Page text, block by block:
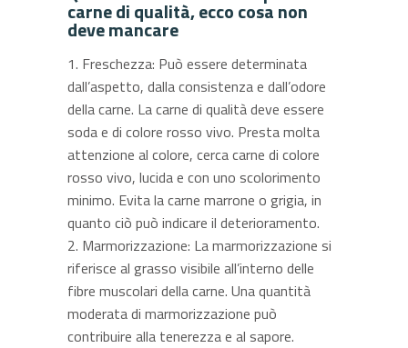
carne di qualità, ecco cosa non
deve mancare
Freschezza: Può essere determinata
dall’aspetto, dalla consistenza e dall’odore
della carne. La carne di qualità deve essere
soda e di colore rosso vivo. Presta molta
attenzione al colore, cerca carne di colore
rosso vivo, lucida e con uno scolorimento
minimo. Evita la carne marrone o grigia, in
quanto ciò può indicare il deterioramento.
Marmorizzazione: La marmorizzazione si
riferisce al grasso visibile all’interno delle
fibre muscolari della carne. Una quantità
moderata di marmorizzazione può
contribuire alla tenerezza e al sapore.